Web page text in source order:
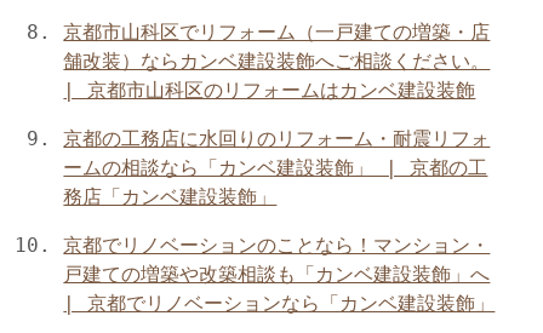
京都市山科区でリフォーム（一戸建ての増築・店
舗改装）ならカンベ建設装飾へご相談ください。
| 京都市山科区のリフォームはカンベ建設装飾
京都の工務店に水回りのリフォーム・耐震リフォ
ームの相談なら「カンベ建設装飾」 | 京都の工
務店「カンベ建設装飾」
京都でリノベーションのことなら！マンション・
戸建ての増築や改築相談も「カンベ建設装飾」へ
| 京都でリノベーションなら「カンベ建設装飾」